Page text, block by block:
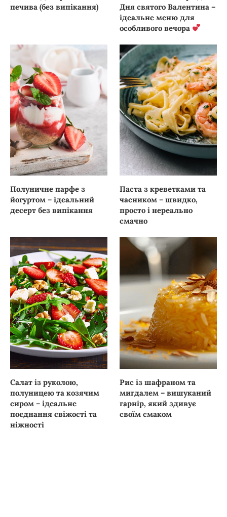
печива (без випікання)
Дня святого Валентина –
ідеальне меню для
особливого вечора
Полуничне парфе з
йогуртом – ідеальний
десерт без випікання
Паста з креветками та
часником – швидко,
просто і нереально
смачно
Салат із руколою,
полуницею та козячим
сиром – ідеальне
поєднання свіжості та
ніжності
Рис із шафраном та
мигдалем – вишуканий
гарнір, який здивує
своїм смаком